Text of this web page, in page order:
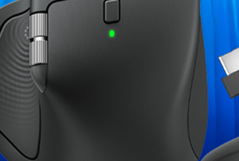
Fréquence mémoire
Références spécifiques
: